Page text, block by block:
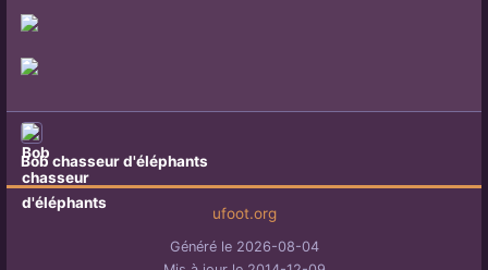
Bob chasseur d'éléphants
ufoot.org
Généré le 2026-08-04